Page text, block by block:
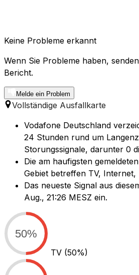
Keine Probleme erkannt
Wenn Sie Probleme haben,
Bericht.
Melde ein Problem
Vollständige Ausfallkarte
Vodafone Deutschland
24 Stunden rund um
Storungssignale, darunter 0
Die am haufigsten
Gebiet betreffen TV,
Das neueste Signal aus
Aug., 21:26 MESZ ein.
50%
TV (50%)